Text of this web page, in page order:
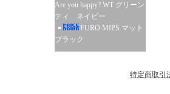
Are you happy? WT グリーン
ティ ネイビー
FURO MIPS マット
ブラック
特定商取引